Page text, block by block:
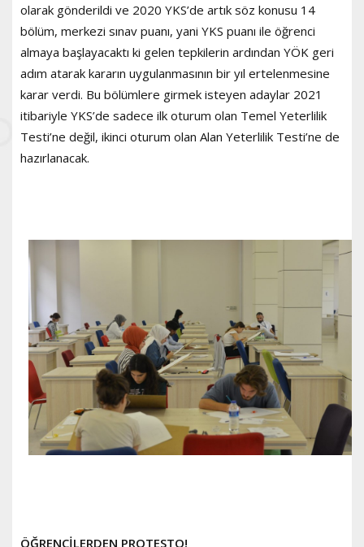
olarak gönderildi ve 2020 YKS’de artık söz konusu 14
bölüm, merkezi sınav puanı, yani YKS puanı ile öğrenci
almaya başlayacaktı ki gelen tepkilerin ardından YÖK geri
adım atarak kararın uygulanmasının bir yıl ertelenmesine
karar verdi. Bu bölümlere girmek isteyen adaylar 2021
itibariyle YKS’de sadece ilk oturum olan Temel Yeterlilik
Testi’ne değil, ikinci oturum olan Alan Yeterlilik Testi’ne de
hazırlanacak.
ÖĞRENCİLERDEN PROTESTO!